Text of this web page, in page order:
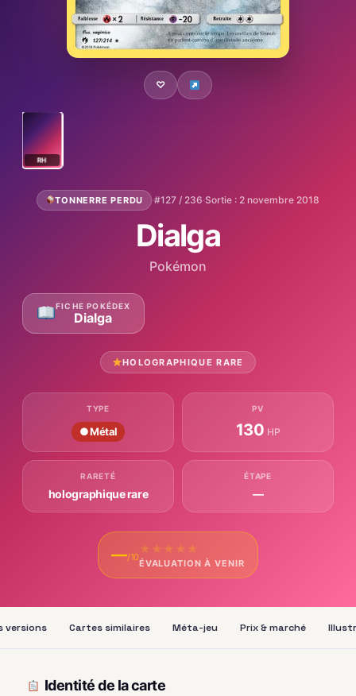
♡
RH
TONNERRE PERDU ·#127 / 236·Sortie : 2 novembre 2018
Dialga
Pokémon
FICHE POKÉDEX
Dialga
HOLOGRAPHIQUE RARE
TYPE
● Métal
PV
130 HP
RARETÉ
holographique rare
ÉTAPE
—
—/10
★ ★ ★ ★ ★
ÉVALUATION À VENIR
versions Cartes similaires Méta-jeu Prix & marché
Identité de la carte